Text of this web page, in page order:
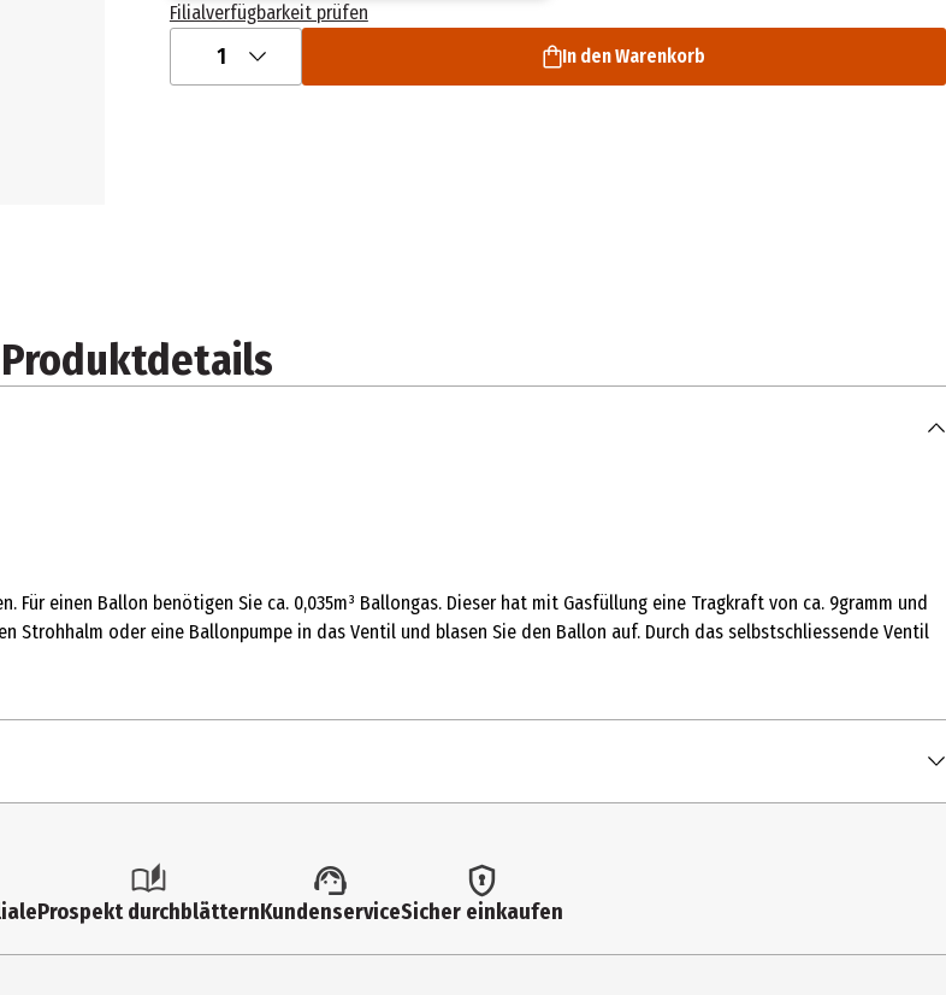
Filialverfügbarkeit prüfen
1 In den Warenkorb
Produktdetails
einen Ballon benötigen Sie ca. 0,035m³ Ballongas. Dieser hat mit Gasfüllung eine Tragkraft von ca. 9gramm und
Strohhalm oder eine Ballonpumpe in das Ventil und blasen Sie den Ballon auf. Durch das selbstschliessende Ventil
Luftballons und Zubehör
3 Jahre
Prospekt durchblätternKundenserviceSicher einkaufen